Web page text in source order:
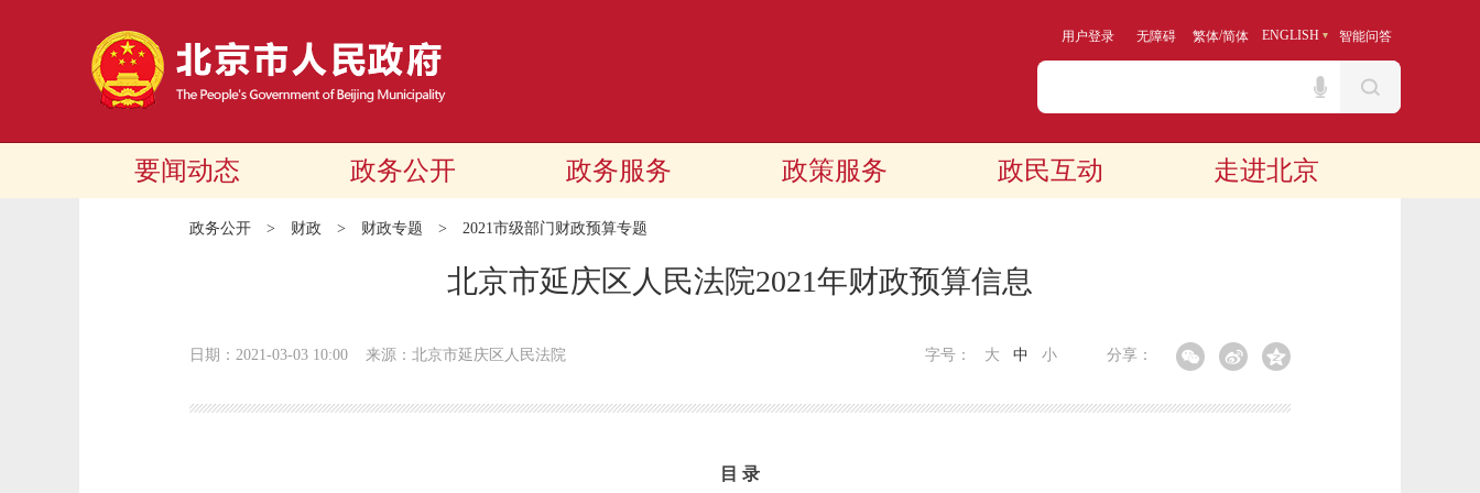
用户登录 无障碍 繁体/简体 ENGLISH 智能问答
要闻动态 政务公开 政务服务 政策服务 政民互动 走进北京
政务公开 > 财政 > 财政专题 > 2021市级部门财政预算专题
北京市延庆区人民法院2021年财政预算信息
日期：2021-03-03 10:00 来源：北京市延庆区人民法院 分享：
字号： 大 中 小
目 录